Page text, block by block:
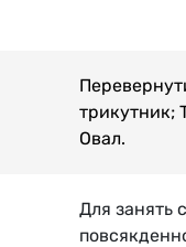
трикутник;
Овал.
Для занять